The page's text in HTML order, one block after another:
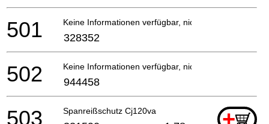
Keine Informationen verfügbar, nicht bestellbar
501 328352
Keine Informationen verfügbar, nicht bestellbar
502 944458
Spanreißschutz Cj120va
503